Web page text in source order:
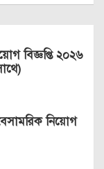
বিজ্ঞপ্তি ২০২৬
নিয়োগ